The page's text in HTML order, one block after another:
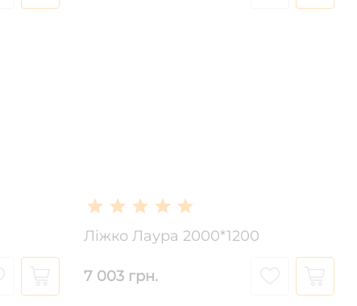
Ліжко Лаура 2000*1200
7 003 грн.